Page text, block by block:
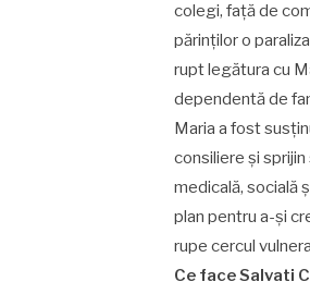
colegi, față de
părinților o
rupt legătura cu
dependentă de
Maria a fost
consiliere și
medicală, socială
plan pentru a-și
rupe cercul
Ce face Salvati